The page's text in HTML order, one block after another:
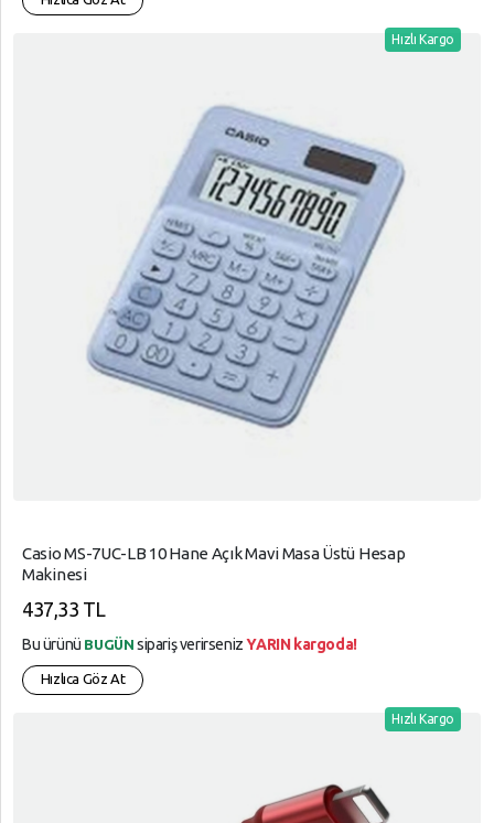
SÜPER,
ÜRÜNLERİ
Garanti
Ve
İade
Hızlı Kargo
Casio MS-7UC-LB 10 Hane Açık Mavi Masa Üstü Hesap
Makinesi
437,33 TL
Bu ürünü BUGÜN sipariş verirsenizYARIN kargoda!
Hızlıca Göz At
Hızlı Kargo